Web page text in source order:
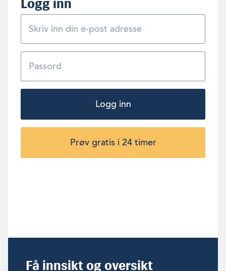
Logg inn
Logg inn
Prøv gratis i 24 timer
Få innsikt og oversikt